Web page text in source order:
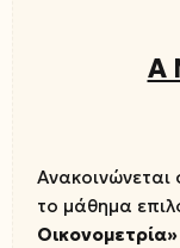
Α
Ανακοινώνεται
το μάθημα
Οικονομετρία»